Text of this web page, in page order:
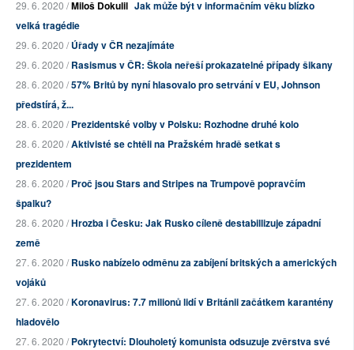
29. 6. 2020 /Miloš Dokulil Jak může být v informačním věku blízko
velká tragédie
29. 6. 2020 /Úřady v ČR nezajímáte
29. 6. 2020 /Rasismus v ČR: Škola neřeší prokazatelné případy šikany
28. 6. 2020 /57% Britů by nyní hlasovalo pro setrvání v EU, Johnson
předstírá, ž...
28. 6. 2020 /Prezidentské volby v Polsku: Rozhodne druhé kolo
28. 6. 2020 /Aktivisté se chtěli na Pražském hradě setkat s
prezidentem
28. 6. 2020 /Proč jsou Stars and Stripes na Trumpově popravčím
špalku?
28. 6. 2020 /Hrozba i Česku: Jak Rusko cíleně destabillizuje západní
země
27. 6. 2020 /Rusko nabízelo odměnu za zabíjení britských a amerických
vojáků
27. 6. 2020 /Koronavirus: 7.7 milionů lidí v Británii začátkem karantény
hladovělo
27. 6. 2020 /Pokrytectví: Dlouholetý komunista odsuzuje zvěrstva své